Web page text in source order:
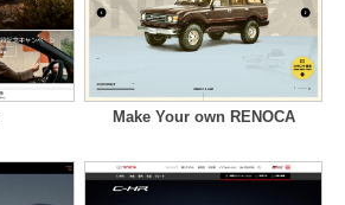
Make Your own RENOCA